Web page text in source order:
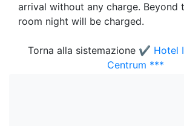
arrival without any charge. Beyond
room night will be charged.
Torna alla sistemazione ✔️ Hotel
Centrum ***